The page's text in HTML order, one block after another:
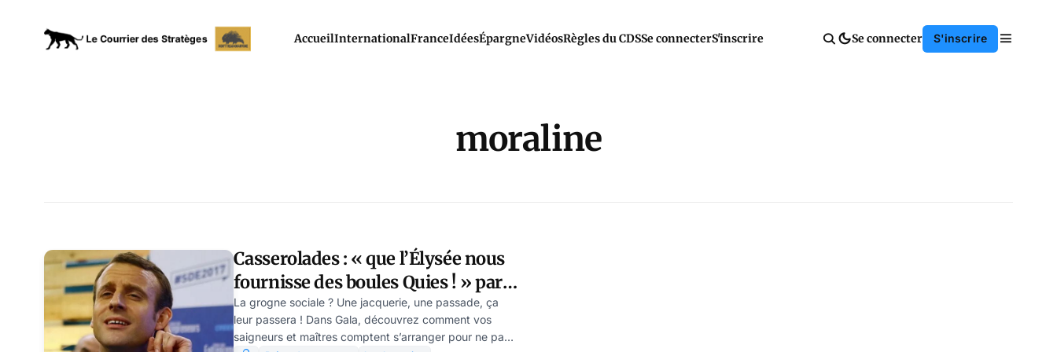
AccueilInternationalFranceIdéesÉpargneVidéosRègles du CDSSe connecterS'inscrire Se connecter S'inscrire
moraline
Casserolades : « que l’Élysée nous
fournisse des boules Quies ! » par
Modeste Schwartz
La grogne sociale ? Une jacquerie, une passade, ça
leur passera ! Dans Gala, découvrez comment vos
saigneurs et maîtres comptent s’arranger pour ne pas